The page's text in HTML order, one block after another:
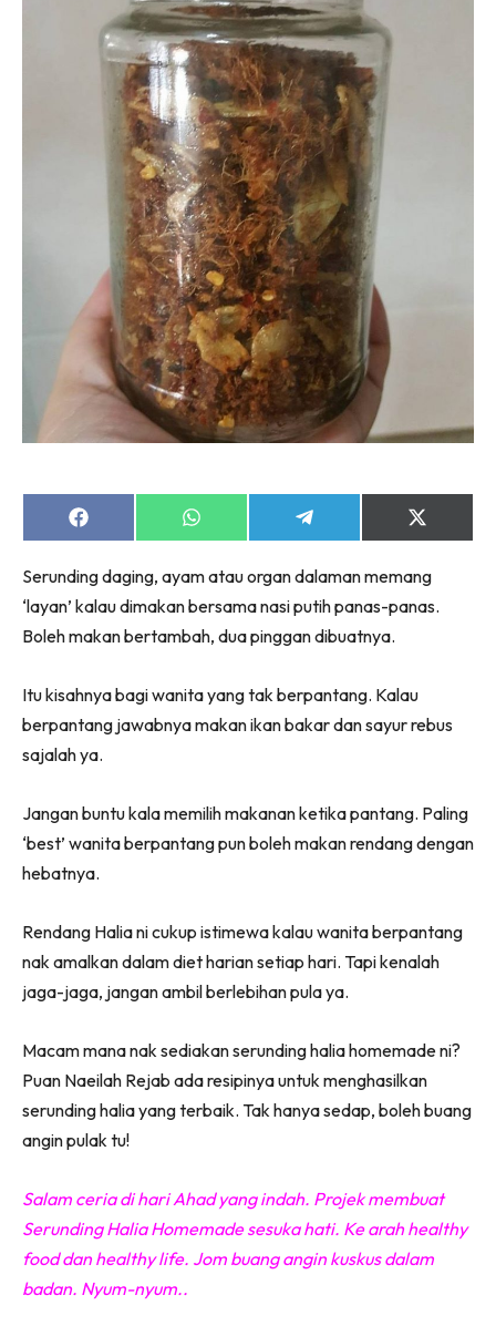
Share
on
Share
on
Share
on
Share
on
(Twitter)
Serunding daging, ayam atau organ dalaman memang
‘layan’ kalau dimakan bersama nasi putih panas-panas.
Boleh makan bertambah, dua pinggan dibuatnya.
Itu kisahnya bagi wanita yang tak berpantang. Kalau
berpantang jawabnya makan ikan bakar dan sayur rebus
sajalah ya.
Jangan buntu kala memilih makanan ketika pantang. Paling
‘best’ wanita berpantang pun boleh makan rendang dengan
hebatnya.
Rendang Halia ni cukup istimewa kalau wanita berpantang
nak amalkan dalam diet harian setiap hari. Tapi kenalah
jaga-jaga, jangan ambil berlebihan pula ya.
Macam mana nak sediakan serunding halia homemade ni?
Puan Naeilah Rejab ada resipinya untuk menghasilkan
serunding halia yang terbaik. Tak hanya sedap, boleh buang
angin pulak tu!
Salam ceria di hari Ahad yang indah. Projek membuat
Serunding Halia Homemade sesuka hati. Ke arah healthy
food dan healthy life. Jom buang angin kuskus dalam
badan. Nyum-nyum..